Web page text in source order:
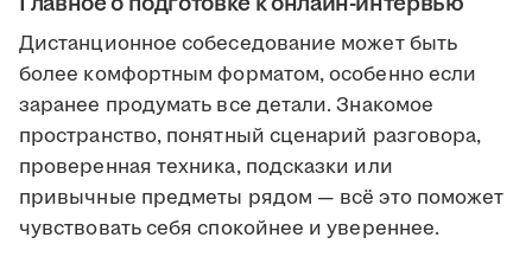
Дистанционное собеседование может быть
более комфортным форматом, особенно если
заранее продумать все детали. Знакомое
пространство, понятный сценарий разговора,
проверенная техника, подсказки или
привычные предметы рядом — всё это поможет
чувствовать себя спокойнее и увереннее.